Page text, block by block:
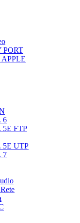
PORT
APPLE
6
5E FTP
5E UTP
7